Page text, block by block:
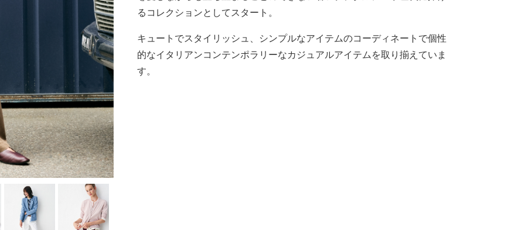
るコレクションとしてスタート。
キュートでスタイリッシュ、シンプルなアイテムのコーディネートで個性
的なイタリアンコンテンポラリーなカジュアルアイテムを取り揃えていま
す。